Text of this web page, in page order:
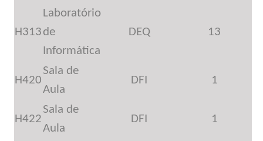
H313
Laboratório
de
Informática
DEQ 13
H420
Sala de
Aula
DFI 1
H422
Sala de
Aula
DFI 1